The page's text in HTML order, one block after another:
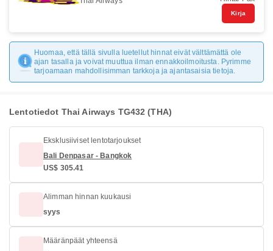
Kirja
Huomaa, että tällä sivulla luetellut hinnat eivät välttämättä ole
ajan tasalla ja voivat muuttua ilman ennakkoilmoitusta. Pyrimme
tarjoamaan mahdollisimman tarkkoja ja ajantasaisia tietoja.
Lentotiedot Thai Airways TG432 (THA)
Eksklusiiviset lentotarjoukset
Bali Denpasar - Bangkok
US$ 305.41
Alimman hinnan kuukausi
syys
Määränpäät yhteensä